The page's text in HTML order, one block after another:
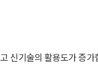
기술의 활용도가 증